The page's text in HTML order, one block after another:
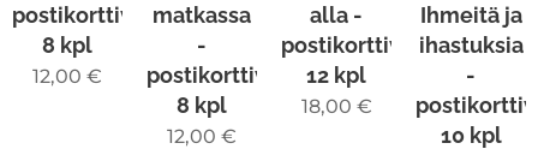
postikorttivalikoima
8 kpl
12,00 €
matkassa
-
postikorttivalikoima
8 kpl
12,00 €
alla -
postikorttivalikoima
12 kpl
18,00 €
Ihmeitä ja
ihastuksia
-
10 kpl